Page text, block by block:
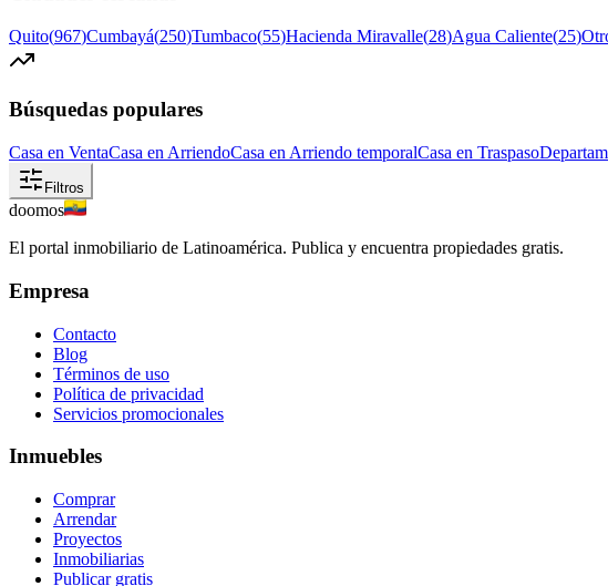
Quito(967)Cumbayá(250)Tumbaco(55)Hacienda Miravalle(28)Agua Caliente(25)
Búsquedas populares
Casa en VentaCasa en ArriendoCasa en Arriendo temporalCasa en Traspaso
Filtros
doomos
El portal inmobiliario de Latinoamérica. Publica y encuentra propiedades gratis.
Empresa
Contacto
Blog
Términos de uso
Política de privacidad
Servicios promocionales
Inmuebles
Comprar
Arrendar
Proyectos
Inmobiliarias
Publicar gratis